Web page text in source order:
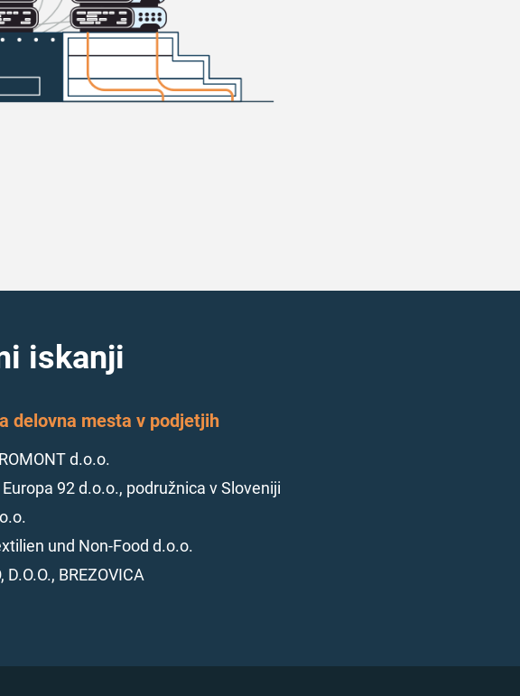
iskanji
delovna mesta v podjetjih
d.o.o.
Europa 92 d.o.o., podružnica v Sloveniji
und Non-Food d.o.o.
D.O.O., BREZOVICA